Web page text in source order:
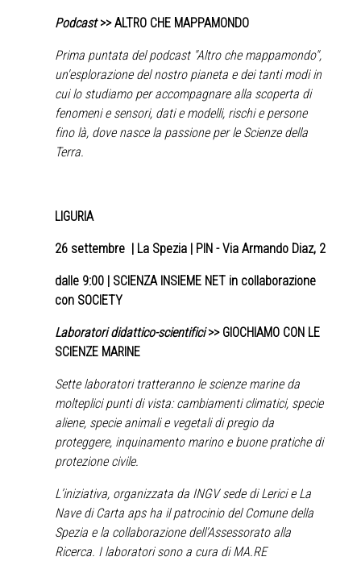
Podcast>> ALTRO CHE MAPPAMONDO
Prima puntata del podcast "Altro che mappamondo",
un'esplorazione del nostro pianeta e dei tanti modi in
cui lo studiamo per accompagnare alla scoperta di
fenomeni e sensori, dati e modelli, rischi e persone
fino là, dove nasce la passione per le Scienze della
Terra.
LIGURIA
26 settembre | La Spezia | PIN - Via Armando Diaz, 2
dalle 9:00 | SCIENZA INSIEME NET in collaborazione
con SOCIETY
Laboratori didattico-scientifici>> GIOCHIAMO CON LE
SCIENZE MARINE
Sette laboratori tratteranno le scienze marine da
molteplici punti di vista: cambiamenti climatici, specie
aliene, specie animali e vegetali di pregio da
proteggere, inquinamento marino e buone pratiche di
protezione civile.
L’iniziativa, organizzata da INGV sede di Lerici e La
Nave di Carta aps ha il patrocinio del Comune della
Spezia e la collaborazione dell’Assessorato alla
Ricerca. I laboratori sono a cura di MA.RE